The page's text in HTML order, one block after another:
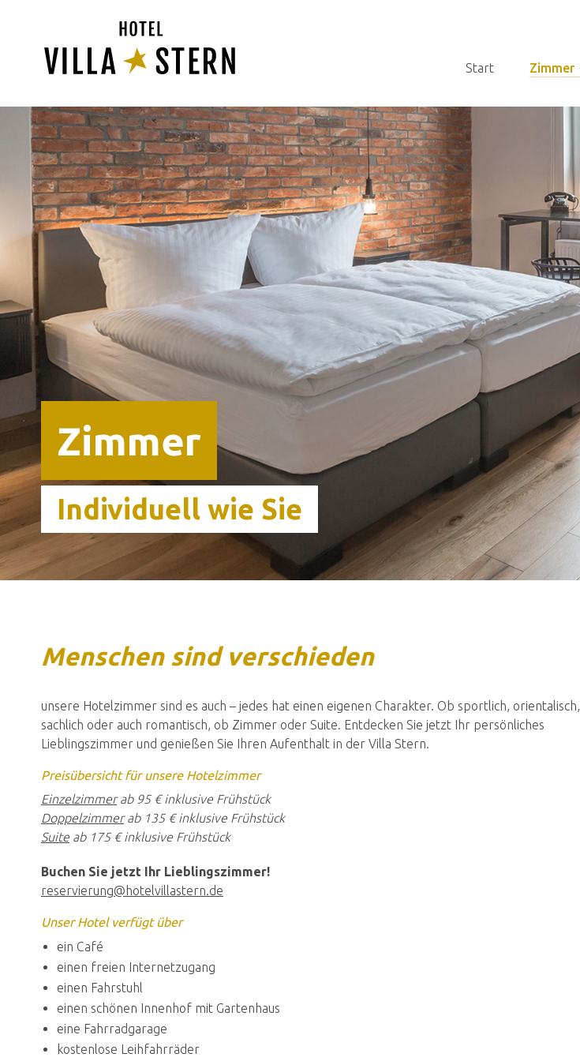
Start Zimmer
Zimmer
Individuell wie Sie
Menschen sind verschieden
unsere Hotelzimmer sind es auch – jedes hat einen eigenen Charakter. Ob sportlich, orientalisch,
sachlich oder auch romantisch, ob Zimmer oder Suite. Entdecken Sie jetzt Ihr persönliches
Lieblingszimmer und genießen Sie Ihren Aufenthalt in der Villa Stern.
Preisübersicht für unsere Hotelzimmer
Einzelzimmerab 95 € inklusive Frühstück
Doppelzimmerab 135 € inklusive Frühstück
Suite ab 175 € inklusive Frühstück
Buchen Sie jetzt Ihr Lieblingszimmer!
reservierung@hotelvillastern.de
Unser Hotel verfügt über
ein Café
einen freien Internetzugang
einen Fahrstuhl
einen schönen Innenhof mit Gartenhaus
eine Fahrradgarage
kostenlose Leihfahrräder